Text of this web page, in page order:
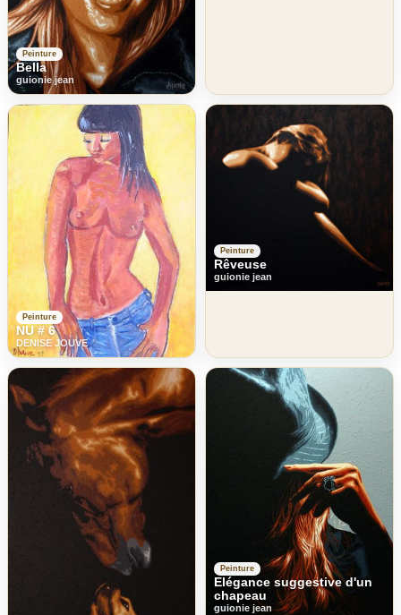
Peinture
Bella
guionie jean
Peinture
NU # 6
DENISE JOUVE
Peinture
Rêveuse
guionie jean
Peinture
Elégance suggestive d'un
chapeau
guionie jean